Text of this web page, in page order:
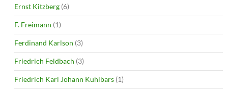
Ernst Kitzberg (6)
F. Freimann (1)
Ferdinand Karlson (3)
Friedrich Feldbach (3)
Friedrich Karl Johann Kuhlbars (1)